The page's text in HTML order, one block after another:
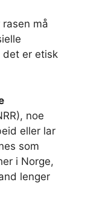
må
det er etisk
noe
eller lar
som
i Norge,
lenger